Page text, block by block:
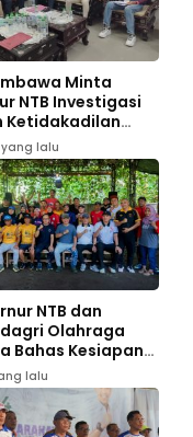
Minta
NTB Investigasi
Ketidakadilan
9 Atlet
lalu
NTB dan
Olahraga
Bahas Kesiapan
2025
lalu